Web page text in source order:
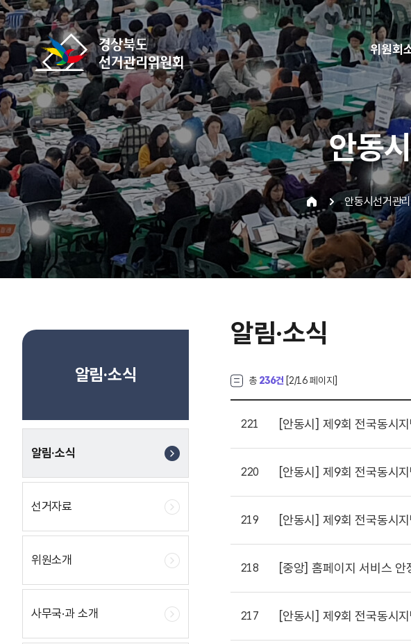
바로가기 메뉴
위원회
안동
안동시선거관
알림·소식
알림·소식
선거자료
위원소개
사무국·과 소개
알림·소식
총 236건 [2/16 페이지]
221 [안동시] 제9회 전국동시
220 [안동시] 제9회 전국동시
219 [안동시] 제9회 전국동시지방선
218 [중앙] 홈페이지 서비스
217 [안동시] 제9회 전국동시